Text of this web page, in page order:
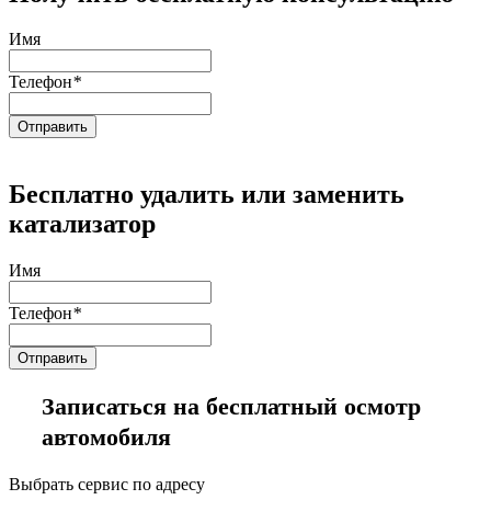
Имя
Телефон*
Бесплатно удалить или заменить
катализатор
Имя
Телефон*
Записаться на бесплатный осмотр
автомобиля
Выбрать сервис по адресу